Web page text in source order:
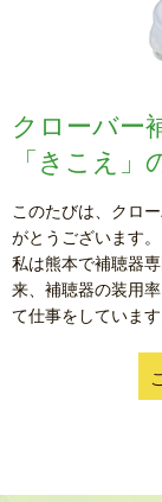
クローバー
「きこえ」
このたびは、クロ
がとうございます。
私は熊本で補聴器
来、補聴器の装用
て仕事をしています